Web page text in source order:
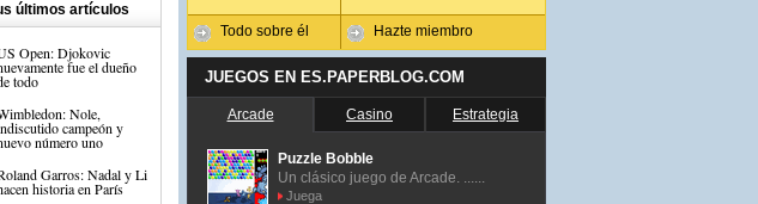
últimos artículos
Open: Djokovic
fue el dueño
todo
Nole,
campeón y
número uno
Garros: Nadal y Li
historia en París
Todo sobre él Hazte miembro
JUEGOS EN ES.PAPERBLOG.COM
Arcade Casino Estrategia
Puzzle Bobble
Un clásico juego de Arcade. ......
Juega